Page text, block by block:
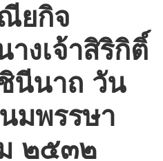
ยกิจ
งเจ้าสิริกิติ์
นีนาถ วัน
มพรรษา
๒๕๓๒